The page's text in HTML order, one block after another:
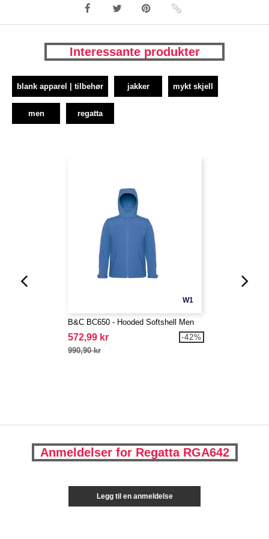
Interessante produkter
blank apparel | tilbehør jakker mykt skjell
men regatta
W1
B&C BC650 - Hooded Softshell Men
572,99 kr
990,90 kr
-42%
Anmeldelser for Regatta RGA642
Legg til en anmeldelse